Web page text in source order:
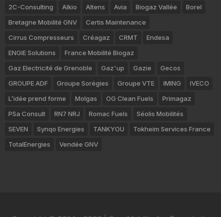
2C-Consulting Alkio Altens Avia Biogaz Vallée
Borel
Bretagne Mobilité GNV
Certis Maintenance
Cirrus Compresseurs
Créagaz CRMT
Endesa
ENGIE Solutions
France Mobilité Biogaz
Gaz Electricité de Grenoble
Gaz'up Gazie
Gecos
GROUPE ADF
Groupe Sorégies Groupe VTE IMING
IVECO
L’idée prend forme
Molgas OG Clean Fuels
Primagaz
PSa Consult
RN7 NRJ Romac Fuels
Séolis Mobilités
SEVEN
Synqo Energies TANKYOU
Tokheim Services France
TotalEnergies
Vendée GNV